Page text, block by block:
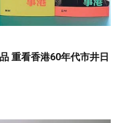
重看香港60年代市井日